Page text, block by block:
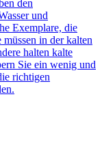
den
und
Exemplare, die
in der kalten
halten kalte
Sie ein wenig und
richtigen